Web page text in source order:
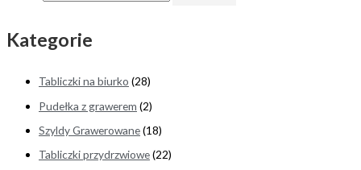
Kategorie
Tabliczki na biurko (28)
Pudełka z grawerem (2)
Szyldy Grawerowane(18)
Tabliczki przydrzwiowe(22)